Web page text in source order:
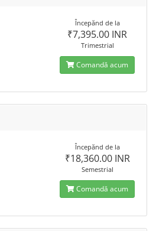
Începănd de la
₹7,395.00 INR
Trimestrial
Comandă acum
Începănd de la
₹18,360.00 INR
Semestrial
Comandă acum